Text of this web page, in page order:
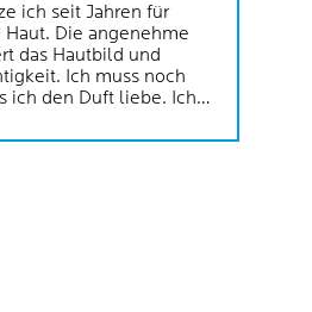
ich seit Jahren für
Die angenehme
das Hautbild und
Ich muss noch
ich den Duft liebe. Ich